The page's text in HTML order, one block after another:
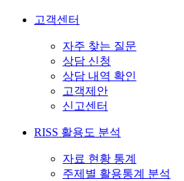
고객센터
자주 찾는 질문
상담 신청
상담 내역 확인
고객제안
신고센터
RISS 활용도 분석
자료 현황 통계
주제별 활용통계 분석